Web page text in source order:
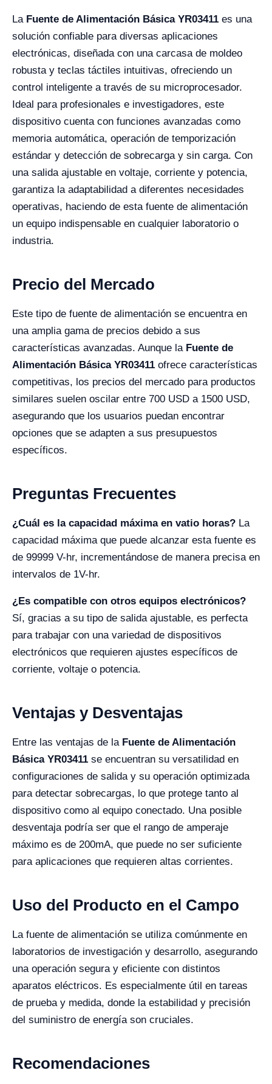
La Fuente de Alimentación Básica YR03411 es una
solución confiable para diversas aplicaciones
electrónicas, diseñada con una carcasa de moldeo
robusta y teclas táctiles intuitivas, ofreciendo un
control inteligente a través de su microprocesador.
Ideal para profesionales e investigadores, este
dispositivo cuenta con funciones avanzadas como
memoria automática, operación de temporización
estándar y detección de sobrecarga y sin carga. Con
una salida ajustable en voltaje, corriente y potencia,
garantiza la adaptabilidad a diferentes necesidades
operativas, haciendo de esta fuente de alimentación
un equipo indispensable en cualquier laboratorio o
industria.
Precio del Mercado
Este tipo de fuente de alimentación se encuentra en
una amplia gama de precios debido a sus
características avanzadas. Aunque la Fuente de
Alimentación Básica YR03411 ofrece características
competitivas, los precios del mercado para productos
similares suelen oscilar entre 700 USD a 1500 USD,
asegurando que los usuarios puedan encontrar
opciones que se adapten a sus presupuestos
específicos.
Preguntas Frecuentes
¿Cuál es la capacidad máxima en vatio horas? La
capacidad máxima que puede alcanzar esta fuente es
de 99999 V-hr, incrementándose de manera precisa en
intervalos de 1V-hr.
¿Es compatible con otros equipos electrónicos?
Sí, gracias a su tipo de salida ajustable, es perfecta
para trabajar con una variedad de dispositivos
electrónicos que requieren ajustes específicos de
corriente, voltaje o potencia.
Ventajas y Desventajas
Entre las ventajas de la Fuente de Alimentación
Básica YR03411 se encuentran su versatilidad en
configuraciones de salida y su operación optimizada
para detectar sobrecargas, lo que protege tanto al
dispositivo como al equipo conectado. Una posible
desventaja podría ser que el rango de amperaje
máximo es de 200mA, que puede no ser suficiente
para aplicaciones que requieren altas corrientes.
Uso del Producto en el Campo
La fuente de alimentación se utiliza comúnmente en
laboratorios de investigación y desarrollo, asegurando
una operación segura y eficiente con distintos
aparatos eléctricos. Es especialmente útil en tareas
de prueba y medida, donde la estabilidad y precisión
del suministro de energía son cruciales.
Recomendaciones